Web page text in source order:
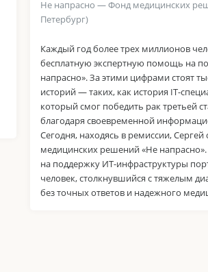
Не напрасно — Фонд медицинских
Петербург)
Каждый год более трех миллионов
бесплатную экспертную помощь на
напрасно». За этими цифрами стоят
историй — таких, как история IT-
который смог победить рак третьей
благодаря своевременной
Сегодня, находясь в ремиссии,
медицинских решений «Не
на поддержку ИТ-инфраструктуры
человек, столкнувшийся с тяжелым
без точных ответов и надежного